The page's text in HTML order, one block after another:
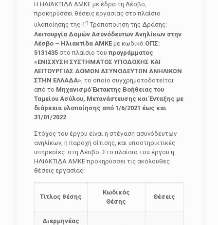
Η ΗΛΙΑΚΤΙΔΑ ΑΜΚΕ με έδρα τη Λέσβο,
προκηρύσσει θέσεις εργασίας στο πλαίσιο
υλοποίησης της 1 η Τροποποίηση της Δράσης:
Λειτουργία Δομών Ασυνόδευτων Ανηλίκων στην
Λέσβο – Ηλιακτίδα ΑΜΚΕμε κωδικό ΟΠΣ:
5131435στο πλαίσιο του προγράμματος
«ΕΝΙΣΧΥΣΗ ΣΥΣΤΗΜΑΤΟΣ ΥΠΟΔΟΧΗΣ ΚΑΙ
ΛΕΙΤΟΥΡΓΙΑΣ ΔΟΜΩΝ ΑΣΥΝΟΔΕΥΤΩΝ ΑΝΗΛΙΚΩΝ
ΣΤΗΝ ΕΛΛΑΔΑ» , το οποίο συγχρηματοδοτείται
από το Μηχανισμό Έκτακτης Βοήθειας του
Ταμείου Ασύλου, Μετανάστευσης και Ένταξης με
διάρκεια υλοποίησης από 1/6/2021 έως και
31/01/2022.
Στόχος του έργου είναι η στέγαση ασυνόδευτων
ανηλίκων, η παροχή σίτισης, και υποστηρικτικές
υπηρεσίες στη Λέσβο. Στο πλαίσιο του έργου η
ΗΛΙΑΚΤΙΔΑ ΑΜΚΕ προκηρύσσει τις ακόλουθες
θέσεις εργασίας:
Τίτλος θέσης
Κωδικός
Θέσης
Θέσεις
Διερμηνέας